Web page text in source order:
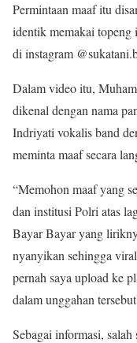
Permintaan maaf itu
identik memakai topeng
di instagram
Dalam video itu,
dikenal dengan nama
Indriyati vokalis band
meminta maaf secara
“Memohon maaf yang
dan institusi Polri atas
Bayar Bayar yang
nyanyikan sehingga
pernah saya upload ke
dalam unggahan
Sebagai informasi,